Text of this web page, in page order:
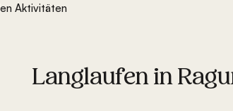
Aktivitäten
Langlaufen in